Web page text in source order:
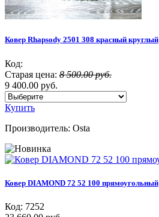
Ковер Rhapsody 2501 308 красный круглый
Код:
Старая цена: 8 500.00 руб.
9 400.00 руб.
Купить
Производитель: Osta
Ковер DIAMOND 72 52 100 прямоугольный
Код: 7252